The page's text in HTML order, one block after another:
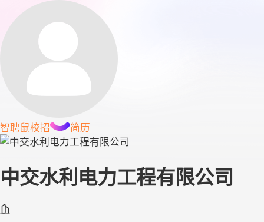
智聘鼠校招 简历
中交水利电力工程有限公司